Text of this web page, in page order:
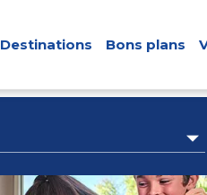
Destinations Bons plans